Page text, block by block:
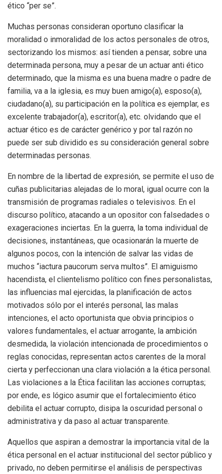
ético “per se”.
Muchas personas consideran oportuno clasificar la
moralidad o inmoralidad de los actos personales de otros,
sectorizando los mismos: así tienden a pensar, sobre una
determinada persona, muy a pesar de un actuar anti ético
determinado, que la misma es una buena madre o padre de
familia, va a la iglesia, es muy buen amigo(a), esposo(a),
ciudadano(a), su participación en la política es ejemplar, es
excelente trabajador(a), escritor(a), etc. olvidando que el
actuar ético es de carácter genérico y por tal razón no
puede ser sub dividido es su consideración general sobre
determinadas personas.
En nombre de la libertad de expresión, se permite el uso de
cuñas publicitarias alejadas de lo moral, igual ocurre con la
transmisión de programas radiales o televisivos. En el
discurso político, atacando a un opositor con falsedades o
exageraciones inciertas. En la guerra, la toma individual de
decisiones, instantáneas, que ocasionarán la muerte de
algunos pocos, con la intención de salvar las vidas de
muchos “iactura paucorum serva multos”. El amiguismo
hacendista, el clientelismo político con fines personalistas,
las influencias mal ejercidas, la planificación de actos
motivados sólo por el interés personal, las malas
intenciones, el acto oportunista que obvia principios o
valores fundamentales, el actuar arrogante, la ambición
desmedida, la violación intencionada de procedimientos o
reglas conocidas, representan actos carentes de la moral
cierta y perfeccionan una clara violación a la ética personal.
Las violaciones a la Ética facilitan las acciones corruptas;
por ende, es lógico asumir que el fortalecimiento ético
debilita el actuar corrupto, disipa la oscuridad personal o
administrativa y da paso al actuar transparente.
Aquellos que aspiran a demostrar la importancia vital de la
ética personal en el actuar institucional del sector público y
privado, no deben permitirse el análisis de perspectivas